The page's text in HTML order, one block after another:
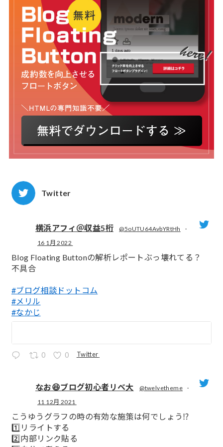
Twitter
横浜アフィ＠収益5桁 @5oUTU64AvbYRtHh
·
16 1月 2022
Blog Floating Buttonの解析レポートぶっ壊れてる？
不具合
#ブログ相談ドットコム
#メリル
#なかじ
0 0 Twitter
なお😆ブログ初心者リベ大 @twelvetheme
·
11 12月 2021
こうゆうグラフの時の有効な施策は何でしょう⁉️
1️⃣リライトする
2️⃣内部リンク貼る